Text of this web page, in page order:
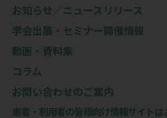
お知らせ／ニュースリリース
学会出展・セミナー開催情報
動画・資料集
コラム
お問い合わせのご案内
患者・利用者の皆様向け情報サイトは